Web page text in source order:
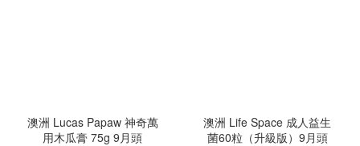
澳洲 Lucas Papaw 神奇萬
用木瓜膏 75g 9月頭
澳洲 Life Space 成人益生
菌60粒（升級版）9月頭